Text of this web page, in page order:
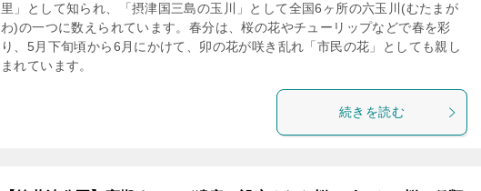
里」として知られ、「摂津国三島の玉川」として全国6ヶ所の六玉川(むたまが
わ)の一つに数えられています。春分は、桜の花やチューリップなどで春を彩
り、5月下旬頃から6月にかけて、卯の花が咲き乱れ「市民の花」としても親し
まれています。
続きを読む